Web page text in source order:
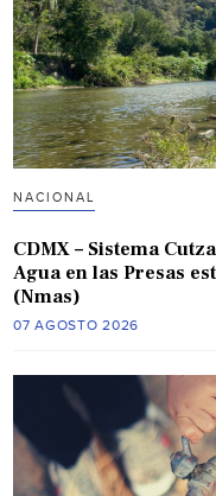
NACIONAL
CDMX – Sistema
Agua en las Presas
(Nmas)
07 AGOSTO 2026